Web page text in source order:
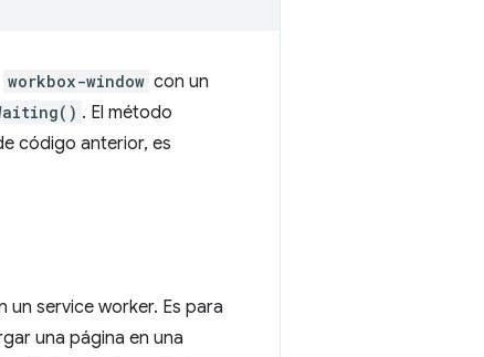
workbox-window con un
. El método
código anterior, es
un service worker. Es para
una página en una